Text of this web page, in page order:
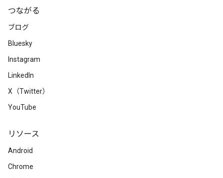
つながる
ブログ
Bluesky
Instagram
LinkedIn
X（Twitter）
YouTube
リソース
Android
Chrome